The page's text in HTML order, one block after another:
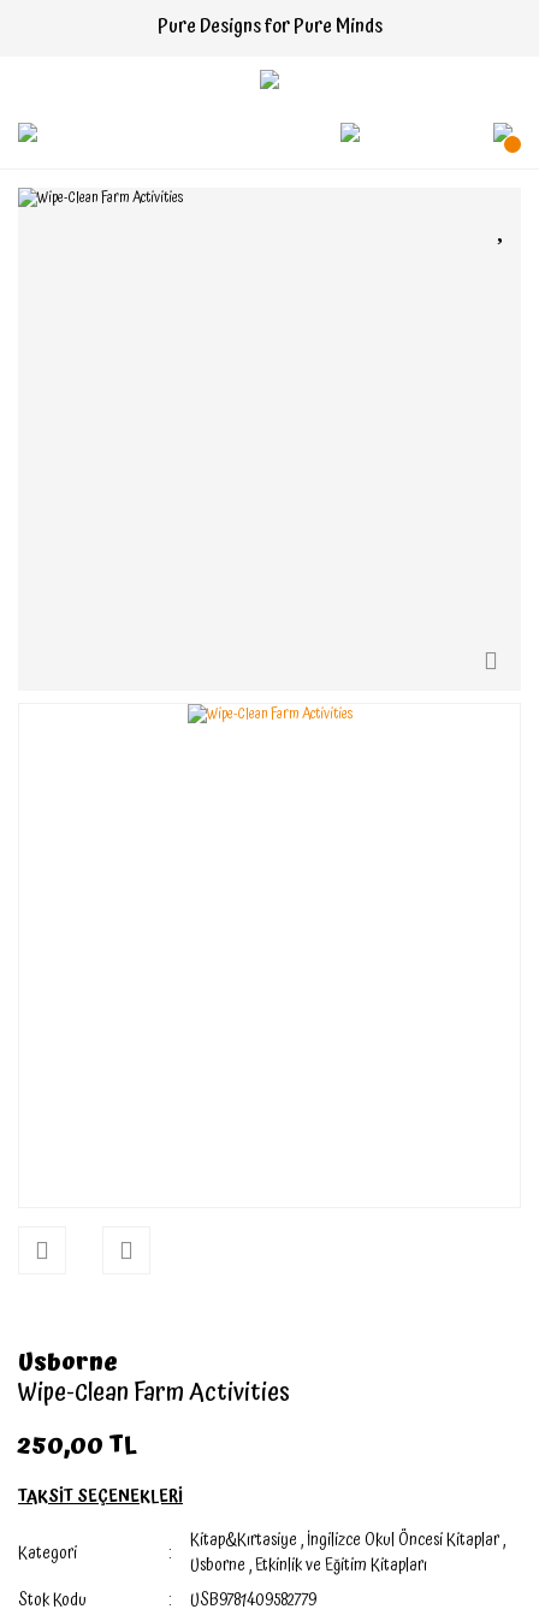
Pure Designs for Pure Minds
Usborne
Wipe-Clean Farm Activities
250,00 TL
TAKSİT SEÇENEKLERİ
Kategori Kitap&Kırtasiye,İngilizce Okul Öncesi Kitaplar,
Usborne,Etkinlik ve Eğitim Kitapları
Stok Kodu
USB9781409582779